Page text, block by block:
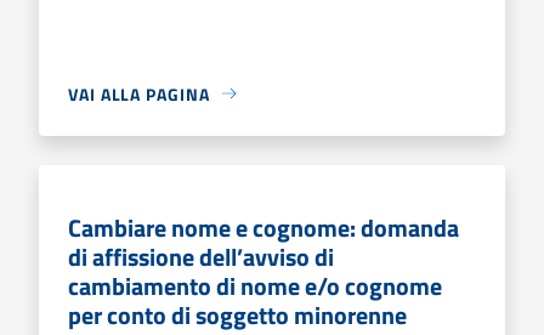
VAI ALLA PAGINA
Cambiare nome e cognome: domanda
di affissione dell’avviso di
cambiamento di nome e/o cognome
per conto di soggetto minorenne